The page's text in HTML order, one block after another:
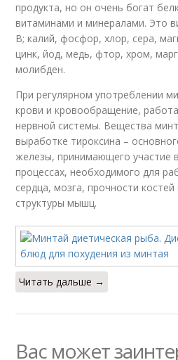
продукта, но он очень богат
витаминами и минералами. Это
В; калий, фосфор, хлор, сера,
цинк, йод, медь, фтор, хром,
молибден.
При регулярном употреблении
крови и кровообращение,
нервной системы. Вещества
выработке тироксина –
железы, принимающего участие
процессах, необходимого для
сердца, мозга, прочности
структуры мышц.
Читать дальше →
Вас может